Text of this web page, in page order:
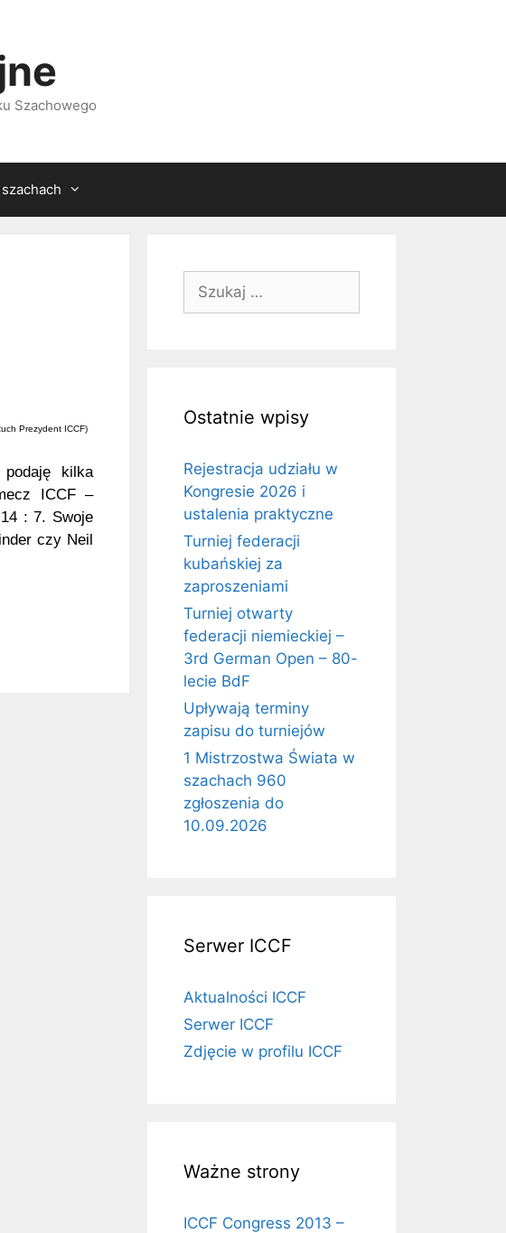
Szachowego
szachach
Prezydent ICCF)
kilka
ICCF –
: 7. Swoje
czy Neil
Ostatnie wpisy
Rejestracja udziału w
Kongresie 2026 i
ustalenia praktyczne
Turniej federacji
kubańskiej za
zaproszeniami
Turniej otwarty
federacji niemieckiej –
3rd German Open – 80-
lecie BdF
Upływają terminy
zapisu do turniejów
1 Mistrzostwa Świata w
szachach 960
zgłoszenia do
10.09.2026
Serwer ICCF
Aktualności ICCF
Serwer ICCF
Zdjęcie w profilu ICCF
Ważne strony
ICCF Congress 2013 –